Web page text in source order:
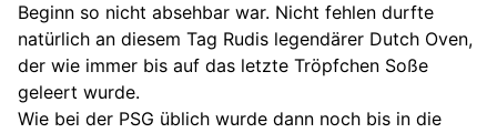
Beginn so nicht absehbar war. Nicht fehlen durfte
natürlich an diesem Tag Rudis legendärer Dutch Oven,
der wie immer bis auf das letzte Tröpfchen Soße
geleert wurde.
Wie bei der PSG üblich wurde dann noch bis in die